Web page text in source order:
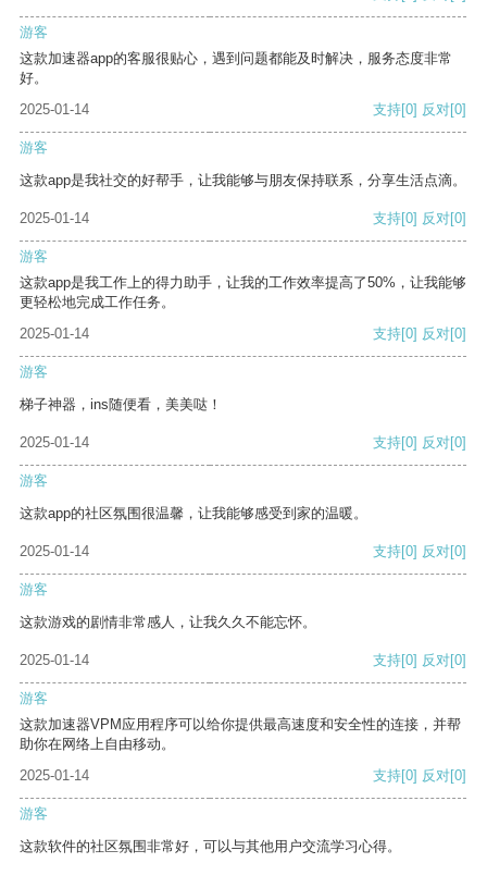
游客
这款加速器app的客服很贴心，遇到问题都能及时解决，服务态度非常
好。
2025-01-14
支持[0] 反对[0]
游客
这款app是我社交的好帮手，让我能够与朋友保持联系，分享生活点滴。
2025-01-14 支持[0] 反对[0]
游客
这款app是我工作上的得力助手，让我的工作效率提高了50%，让我能够
更轻松地完成工作任务。
2025-01-14
支持[0] 反对[0]
游客
梯子神器，ins随便看，美美哒！
2025-01-14 支持[0] 反对[0]
游客
这款app的社区氛围很温馨，让我能够感受到家的温暖。
2025-01-14 支持[0] 反对[0]
游客
这款游戏的剧情非常感人，让我久久不能忘怀。
2025-01-14 支持[0] 反对[0]
游客
这款加速器VPM应用程序可以给你提供最高速度和安全性的连接，并帮
助你在网络上自由移动。
2025-01-14
支持[0] 反对[0]
游客
这款软件的社区氛围非常好，可以与其他用户交流学习心得。